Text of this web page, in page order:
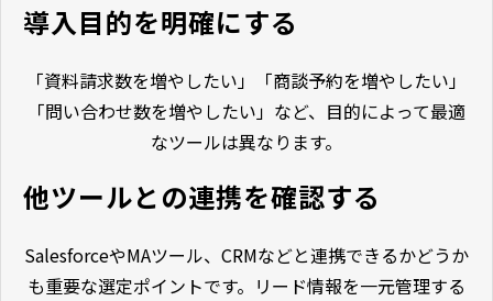
導入目的を明確にする
「資料請求数を増やしたい」「商談予約を増やしたい」
「問い合わせ数を増やしたい」など、目的によって最適
なツールは異なります。
他ツールとの連携を確認する
SalesforceやMAツール、CRMなどと連携できるかどうか
も重要な選定ポイントです。リード情報を一元管理する